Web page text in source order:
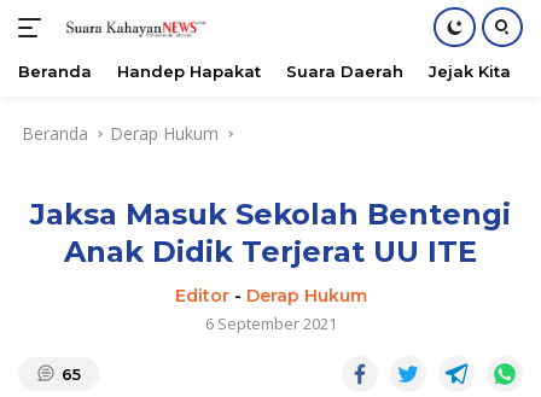
Beranda Handep Hapakat Suara Daerah Jejak Kita
Beranda Derap Hukum
Jaksa Masuk Sekolah Bentengi
Anak Didik Terjerat UU ITE
Editor- Derap Hukum
6 September 2021
65